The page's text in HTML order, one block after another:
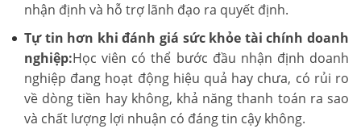
nhận định và hỗ trợ lãnh đạo ra quyết định.
Tự tin hơn khi đánh giá sức khỏe tài chính doanh
nghiệp:Học viên có thể bước đầu nhận định doanh
nghiệp đang hoạt động hiệu quả hay chưa, có rủi ro
về dòng tiền hay không, khả năng thanh toán ra sao
và chất lượng lợi nhuận có đáng tin cậy không.